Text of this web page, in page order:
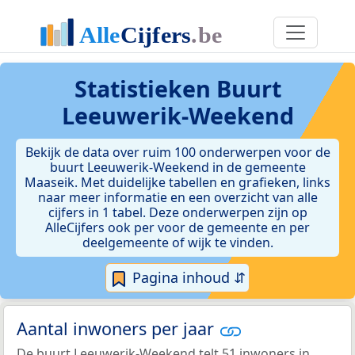
Statistieken Buurt
Leeuwerik-Weekend
Bekijk de data over ruim 100 onderwerpen voor de
buurt Leeuwerik-Weekend in de gemeente
Maaseik. Met duidelijke tabellen en grafieken, links
naar meer informatie en een overzicht van alle
cijfers in 1 tabel. Deze onderwerpen zijn op
AlleCijfers ook per voor de gemeente en per
deelgemeente of wijk te vinden.
Pagina inhoud ⇵
Aantal inwoners per jaar